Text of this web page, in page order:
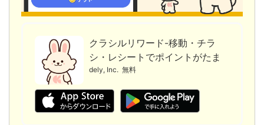
クラシルリワード-移動・チラ
シ・レシートでポイントがたま
る
dely, Inc. 無料